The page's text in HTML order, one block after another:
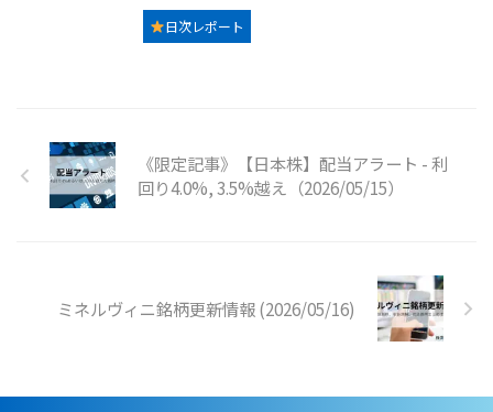
日次レポート
《限定記事》【日本株】配当アラート - 利
回り4.0%, 3.5%越え（2026/05/15）
ミネルヴィニ銘柄更新情報 (2026/05/16)